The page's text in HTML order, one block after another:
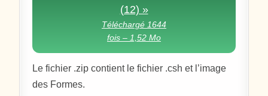
(12) »
Téléchargé 1644
fois – 1,52 Mo
Le fichier .zip contient le fichier .csh et l’image
des Formes.